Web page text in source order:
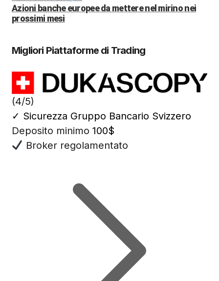
Azioni banche europee da mettere nel mirino nei
prossimi mesi
Migliori Piattaforme di Trading
(4/5)
✓ Sicurezza Gruppo Bancario Svizzero
Deposito minimo 100$
Broker regolamentato